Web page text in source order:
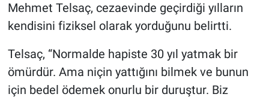
Mehmet Telsaç, cezaevinde geçirdiği yılların
kendisini fiziksel olarak yorduğunu belirtti.
Telsaç, “Normalde hapiste 30 yıl yatmak bir
ömürdür. Ama niçin yattığını bilmek ve bunun
için bedel ödemek onurlu bir duruştur. Biz